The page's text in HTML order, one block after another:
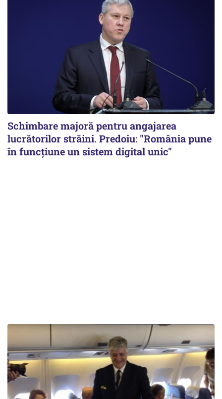
Schimbare majoră pentru angajarea
lucrătorilor străini. Predoiu: "România pune
în funcțiune un sistem digital unic"